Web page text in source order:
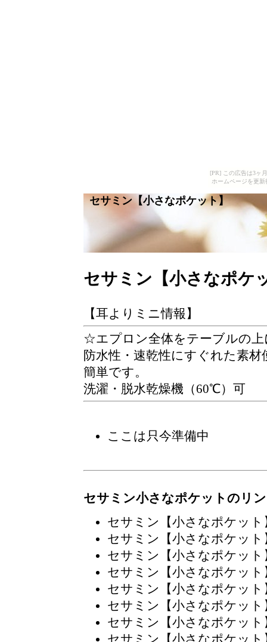
[PR] この広告は3ヶ
ホームページを更
セサミン【小さなポケット】
セサミン【小さなポケ
【耳よりミニ情報】
☆エプロン全体をテーブルの上
防水性・速乾性にすぐれた素
簡単です。
洗濯・脱水乾燥機（60℃）可
ここは只今準備中
セサミン小さなポケットのリ
セサミン【小さなポケッ
セサミン【小さなポケッ
セサミン【小さなポケッ
セサミン【小さなポケッ
セサミン【小さなポケッ
セサミン【小さなポケッ
セサミン【小さなポケッ
セサミン【小さなポケッ